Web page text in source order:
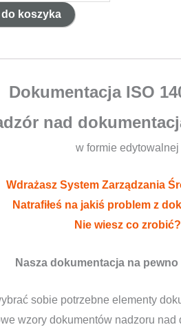
do koszyka
Dokumentacja ISO
nad
w formie edytowalnej
Wdrażasz System Zarządzania
Natrafiłeś na jakiś problem z
Nie wiesz co zrobić?
Nasza dokumentacja na
sobie potrzebne elementy
wzory dokumentów nadzoru